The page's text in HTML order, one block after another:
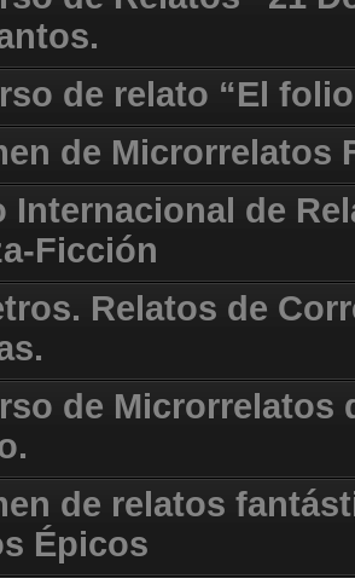
de relato “El
de Microrrelatos
Internacional de
Ficción
Relatos de
de Microrrelatos
de relatos
Épicos